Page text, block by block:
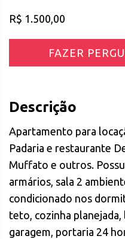
R$ 1.500,00
FAZER
Descrição
Apartamento para
Padaria e restaurante
Muffato e outros.
armários, sala 2
condicionado nos
teto, cozinha planejada,
garagem, portaria 24